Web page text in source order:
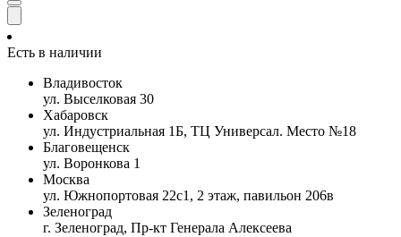
Есть в наличии
Владивосток
ул. Выселковая 30
Хабаровск
ул. Индустриальная 1Б, ТЦ Универсал. Место №18
Благовещенск
ул. Воронкова 1
Москва
ул. Южнопортовая 22с1, 2 этаж, павильон 206в
Зеленоград
г. Зеленоград, Пр-кт Генерала Алексеева